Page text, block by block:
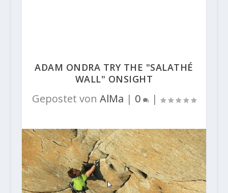
ADAM ONDRA TRY THE "SALATHÉ
WALL" ONSIGHT
Gepostet von AlMa | 0 |